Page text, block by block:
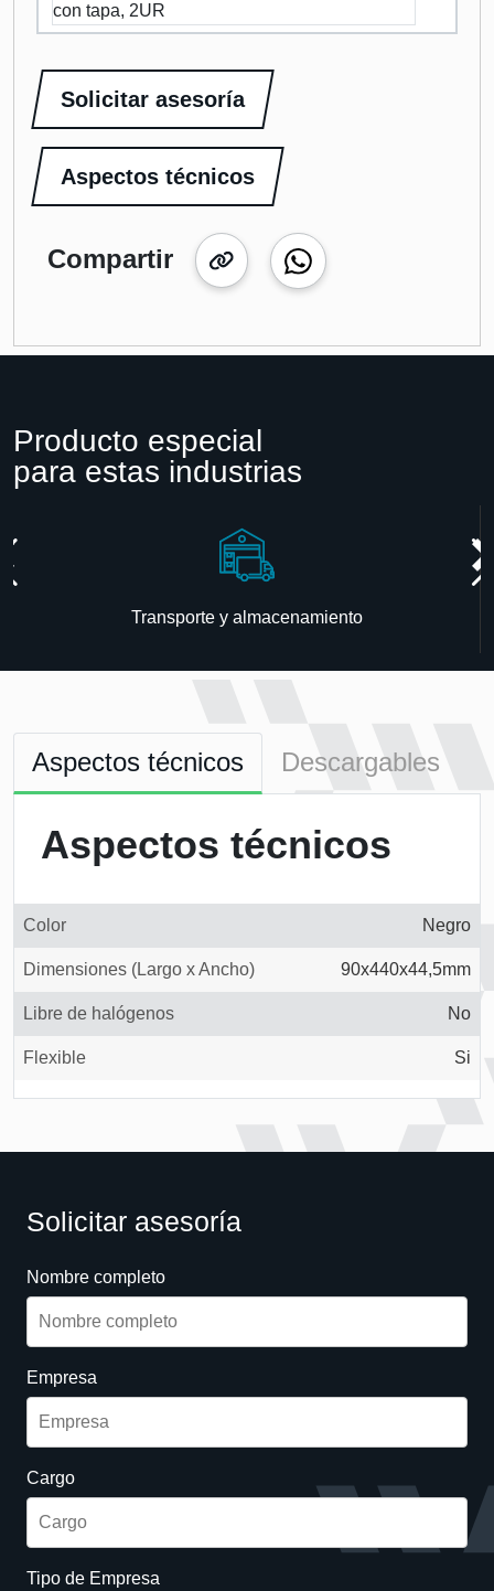
con tapa, 2UR
Solicitar asesoría
Aspectos técnicos
Compartir
Producto especial
para estas industrias
Transporte y almacenamiento
Aspectos técnicos Descargables
Aspectos técnicos
Color Negro
Dimensiones (Largo x Ancho) 90x440x44,5mm
Libre de halógenos No
Flexible Si
Solicitar asesoría
Nombre completo
Empresa
Cargo
Tipo de Empresa